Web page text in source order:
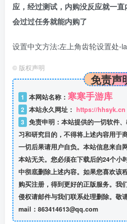
应，经过测试，内购没反应就一
会过过任务就能内购了
设置中文方法:左上角齿轮设置处-
© 版权声明
免责声
1 本网站名称： 寒寒手游库
2 本站永久网址： https://hhsyk.cn
3 免责申明：本站提供的一切软件
习和研究目的，不得将上述内容用于
一切后果请用户自负。本站信息来自
本站无关。您必须在下载后的24个小
中彻底删除上述内容。如果您喜欢该
购买注册，得到更好的正版服务。我
侵权请邮件与我们联系处理删除。敬
mail：863414613@qq.com